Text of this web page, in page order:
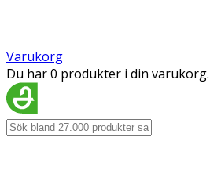
Varukorg
Du har 0 produkter i din varukorg.